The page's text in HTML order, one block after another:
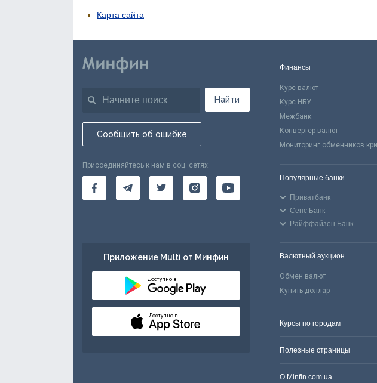
Карта сайта
Найти
Сообщить об ошибке
Присоединяйтесь к нам в соц. сетях:
Приложение Multi от Минфин
Доступно в
Доступно в
Финансы
Курс валют
Курс НБУ
Межбанк
Конвертер валют
Мониторинг обменников
Популярные банки
Приватбанк
Сенс Банк
Райффайзен Банк
Валютный аукцион
Обмен валют
Купить доллар
Курсы по городам
Полезные страницы
О Minfin.com.ua